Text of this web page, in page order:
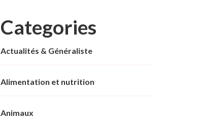
Categories
Actualités & Généraliste
Alimentation et nutrition
Animaux